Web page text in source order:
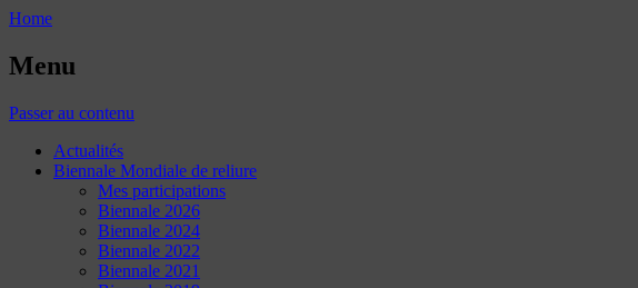
Home
Menu
Passer au contenu
Actualités
Biennale Mondiale de reliure
Mes participations
Biennale 2026
Biennale 2024
Biennale 2022
Biennale 2021